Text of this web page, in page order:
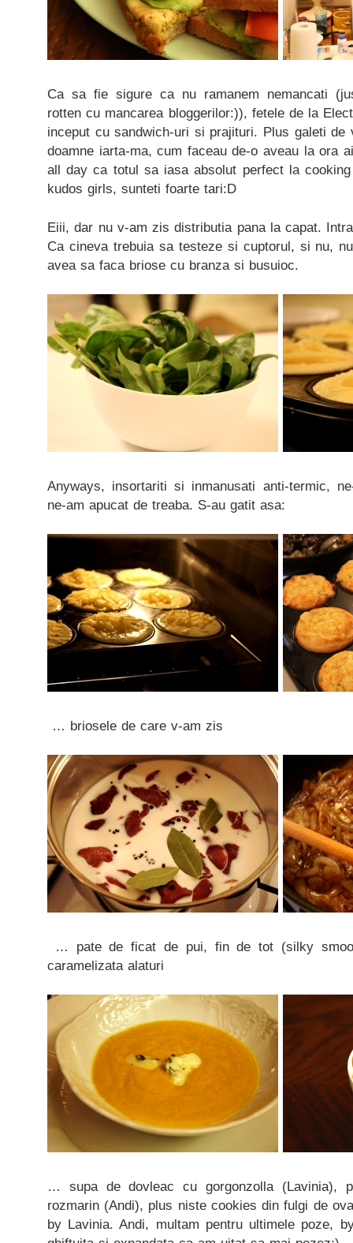
Ca sa fie sigure ca nu ramanem nemancati
rotten cu mancarea bloggerilor:)), fetele de la
inceput cu sandwich-uri si prajituri. Plus galeti de
doamne iarta-ma, cum faceau de-o aveau la ora
all day ca totul sa iasa absolut perfect la
kudos girls, sunteti foarte tari:D
Eiii, dar nu v-am zis distributia pana la capat.
Ca cineva trebuia sa testeze si cuptorul, si nu,
avea sa faca briose cu branza si busuioc.
Anyways, insortariti si inmanusati anti-termic,
ne-am apucat de treaba. S-au gatit asa:
… briosele de care v-am zis
… pate de ficat de pui, fin de tot (silky
caramelizata alaturi
… supa de dovleac cu gorgonzolla (Lavinia),
rozmarin (Andi), plus niste cookies din fulgi de
by Lavinia. Andi, multam pentru ultimele poze,